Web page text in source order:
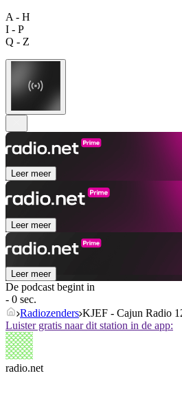
A - H
I - P
Q - Z
Leer meer
Leer meer
Leer meer
De podcast begint in
- 0 sec.
Radiozenders KJEF - Cajun Radio
Luister gratis naar dit station in de app:
radio.net